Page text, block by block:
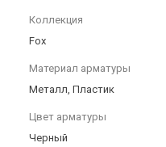
Коллекция
Fox
Материал арматуры
Металл, Пластик
Цвет арматуры
Черный